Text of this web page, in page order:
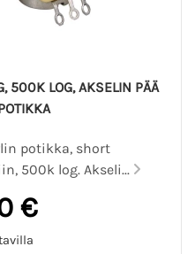
500K LOG, AKSELIN PÄÄ
potikka, short
500k log. Akseli...
€